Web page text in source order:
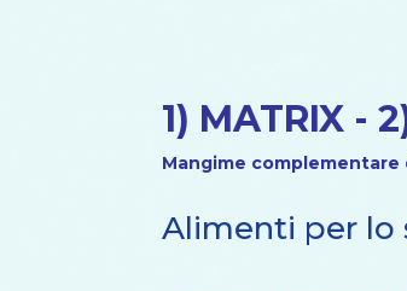
1) MATRIX -
Mangime complementare
Alimenti per lo